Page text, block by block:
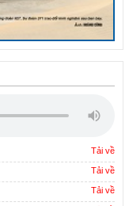
Tải về
Tải về
Tải về